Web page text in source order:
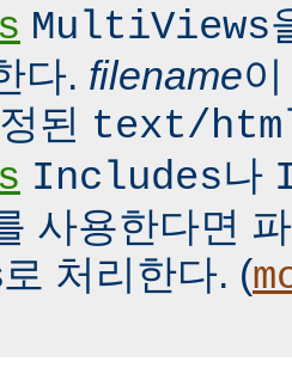
MultiViews
다. filename
된 text/
Includes나
사용한다면
처리한다. (